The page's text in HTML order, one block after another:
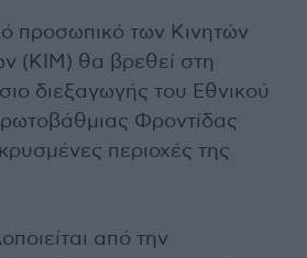
προσωπικό των Κινητών
(ΚΙΜ) θα βρεθεί στη
διεξαγωγής του Εθνικού
Φροντίδας
περιοχές της
από την